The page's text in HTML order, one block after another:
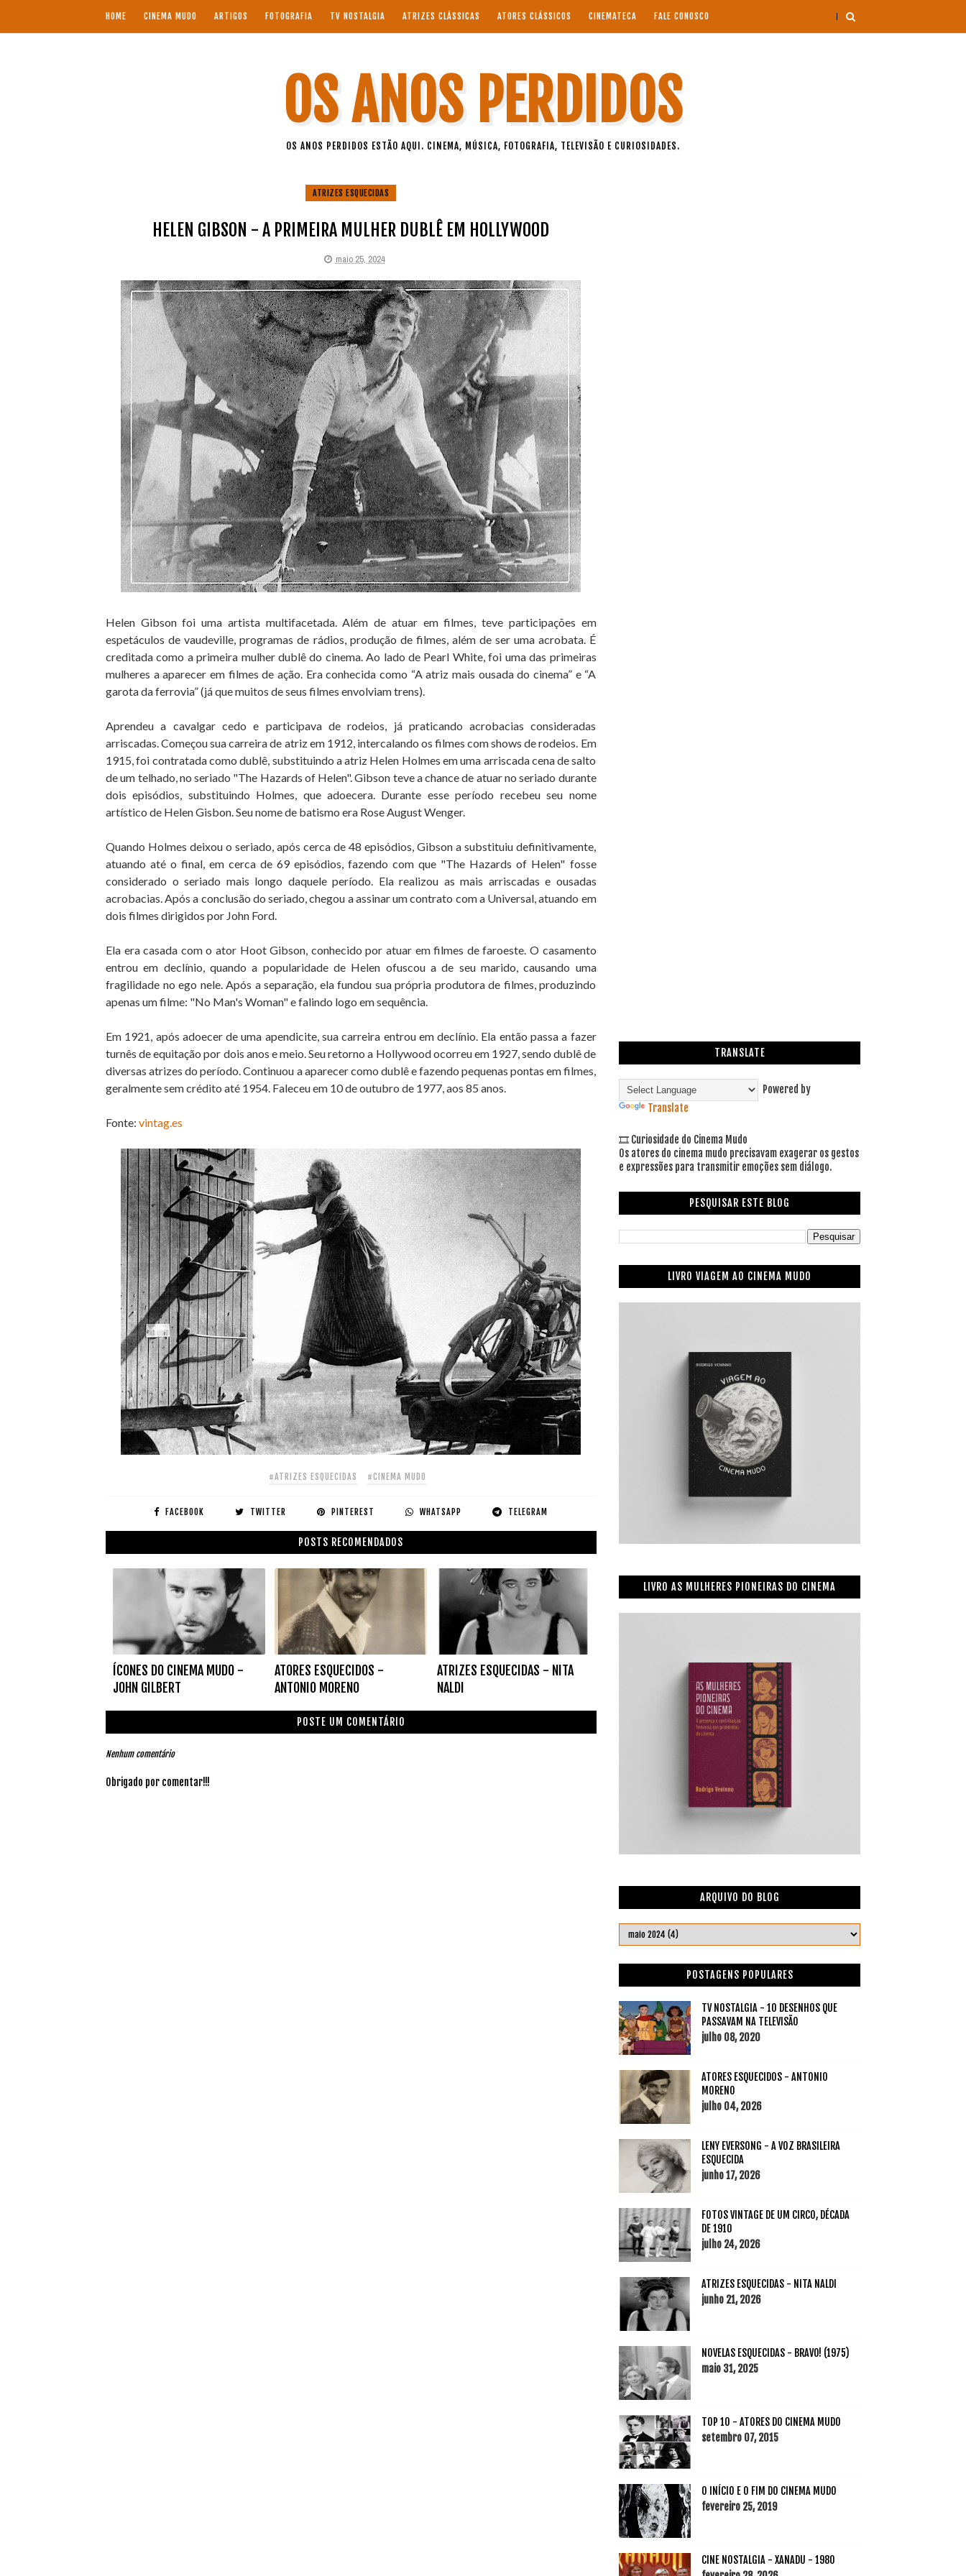
HOME CINEMA MUDO ARTIGOS FOTOGRAFIA TV NOSTALGIA ATRIZES CLÁSSICAS ATORES CLÁSSICOS CINEMATECA FALE CONOSCO
OS ANOS PERDIDOS
OS ANOS PERDIDOS ESTÃO AQUI. CINEMA, MÚSICA, FOTOGRAFIA, TELEVISÃO E CURIOSIDADES.
ATRIZES ESQUECIDAS
HELEN GIBSON - A PRIMEIRA MULHER DUBLÊ EM HOLLYWOOD
maio 25, 2024
Helen Gibson foi uma artista multifacetada. Além de atuar em filmes, teve participações em
espetáculos de vaudeville, programas de rádios, produção de filmes, além de ser uma acrobata. É
creditada como a primeira mulher dublê do cinema. Ao lado de Pearl White, foi uma das primeiras
mulheres a aparecer em filmes de ação. Era conhecida como “A atriz mais ousada do cinema” e “A
garota da ferrovia” (já que muitos de seus filmes envolviam trens).
Aprendeu a cavalgar cedo e participava de rodeios, já praticando acrobacias consideradas
arriscadas. Começou sua carreira de atriz em 1912, intercalando os filmes com shows de rodeios. Em
1915, foi contratada como dublê, substituindo a atriz Helen Holmes em uma arriscada cena de salto
de um telhado, no seriado "The Hazards of Helen". Gibson teve a chance de atuar no seriado durante
dois episódios, substituindo Holmes, que adoecera. Durante esse período recebeu seu nome
artístico de Helen Gisbon. Seu nome de batismo era Rose August Wenger.
Quando Holmes deixou o seriado, após cerca de 48 episódios, Gibson a substituiu definitivamente,
atuando até o final, em cerca de 69 episódios, fazendo com que "The Hazards of Helen" fosse
considerado o seriado mais longo daquele período. Ela realizou as mais arriscadas e ousadas
acrobacias. Após a conclusão do seriado, chegou a assinar um contrato com a Universal, atuando em
dois filmes dirigidos por John Ford.
Ela era casada com o ator Hoot Gibson, conhecido por atuar em filmes de faroeste. O casamento
entrou em declínio, quando a popularidade de Helen ofuscou a de seu marido, causando uma
fragilidade no ego nele. Após a separação, ela fundou sua própria produtora de filmes, produzindo
apenas um filme: "No Man's Woman" e falindo logo em sequência.
Em 1921, após adoecer de uma apendicite, sua carreira entrou em declínio. Ela então passa a fazer
turnês de equitação por dois anos e meio. Seu retorno a Hollywood ocorreu em 1927, sendo dublê de
diversas atrizes do período. Continuou a aparecer como dublê e fazendo pequenas pontas em filmes,
geralmente sem crédito até 1954. Faleceu em 10 de outubro de 1977, aos 85 anos.
Fonte: vintag.es
#ATRIZES ESQUECIDAS #CINEMA MUDO
FACEBOOK TWITTER PINTEREST WHATSAPP TELEGRAM
POSTS RECOMENDADOS
ÍCONES DO CINEMA MUDO -
JOHN GILBERT
ATORES ESQUECIDOS -
ANTONIO MORENO
ATRIZES ESQUECIDAS - NITA
NALDI
POSTE UM COMENTÁRIO
Nenhum comentário
Obrigado por comentar!!!
TRANSLATE
Powered by
Translate
🎞 Curiosidade do Cinema Mudo
Os atores do cinema mudo precisavam exagerar os gestos
e expressões para transmitir emoções sem diálogo.
PESQUISAR ESTE BLOG
LIVRO VIAGEM AO CINEMA MUDO
LIVRO AS MULHERES PIONEIRAS DO CINEMA
ARQUIVO DO BLOG
POSTAGENS POPULARES
TV NOSTALGIA - 10 DESENHOS QUE
PASSAVAM NA TELEVISÃO
julho 08, 2020
ATORES ESQUECIDOS - ANTONIO
MORENO
julho 04, 2026
LENY EVERSONG - A VOZ BRASILEIRA
ESQUECIDA
junho 17, 2026
FOTOS VINTAGE DE UM CIRCO, DÉCADA
DE 1910
julho 24, 2026
ATRIZES ESQUECIDAS - NITA NALDI
junho 21, 2026
NOVELAS ESQUECIDAS - BRAVO! (1975)
maio 31, 2025
TOP 10 - ATORES DO CINEMA MUDO
setembro 07, 2015
O INÍCIO E O FIM DO CINEMA MUDO
fevereiro 25, 2019
CINE NOSTALGIA - XANADU - 1980